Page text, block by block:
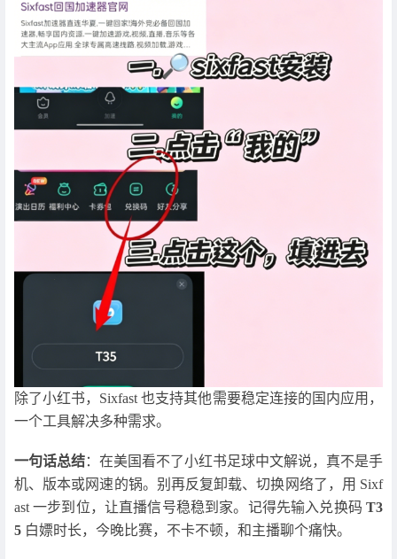
除了小红书，Sixfast 也支持其他需要稳定连接的国内应用，
一个工具解决多种需求。
一句话总结：在美国看不了小红书足球中文解说，真不是手
机、版本或网速的锅。别再反复卸载、切换网络了，用 Sixf
ast 一步到位，让直播信号稳稳到家。记得先输入兑换码 T3
5 白嫖时长，今晚比赛，不卡不顿，和主播聊个痛快。